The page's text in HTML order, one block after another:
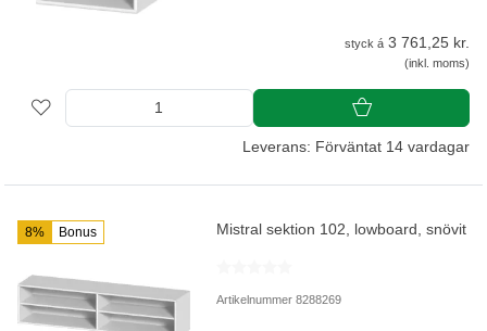
styck á 3 761,25 kr.
(inkl. moms)
Leverans: Förväntat 14 vardagar
8% Bonus Mistral sektion 102, lowboard, snövit
Artikelnummer 8288269